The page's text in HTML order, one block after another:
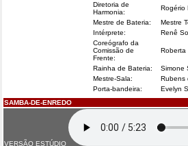
Diretoria de
Harmonia:
Rogério
Mestre de Bateria:
Mestre
Intérprete:
Renê
Coreógrafo da
Comissão de
Frente:
Roberta
Rainha de Bateria:
Simone
Mestre-Sala:
Rubens
Porta-bandeira:
Evelyn
SAMBA-DE-ENREDO
VERSÃO ESTÚDIO